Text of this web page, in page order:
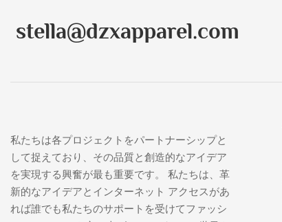
stella@dzxapparel.com
私たちは各プロジェクトをパートナーシップと
して捉えており、その品質と創造的なアイデア
を実現する興奮が最も重要です。 私たちは、革
新的なアイデアとインターネット アクセスがあ
れば誰でも私たちのサポートを受けてファッシ